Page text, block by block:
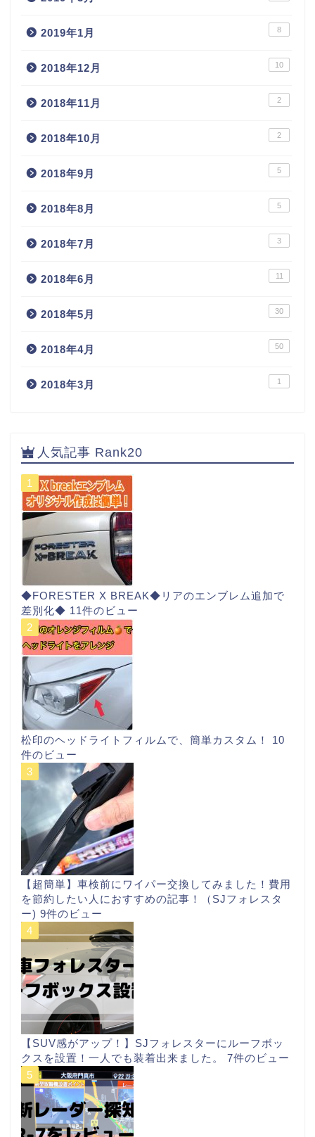
2019年1月 8
2018年12月 10
2018年11月 2
2018年10月 2
2018年9月 5
2018年8月 5
2018年7月 3
2018年6月 11
2018年5月 30
2018年4月 50
2018年3月 1
人気記事 Rank20
◆FORESTER X BREAK◆リアのエンブレム追加で
差別化◆ 11件のビュー
松印のヘッドライトフィルムで、簡単カスタム！ 10
件のビュー
【超簡単】車検前にワイパー交換してみました！費用
を節約したい人におすすめの記事！（SJフォレスタ
ー) 9件のビュー
【SUV感がアップ！】SJフォレスターにルーフボッ
クスを設置！一人でも装着出来ました。 7件のビュー